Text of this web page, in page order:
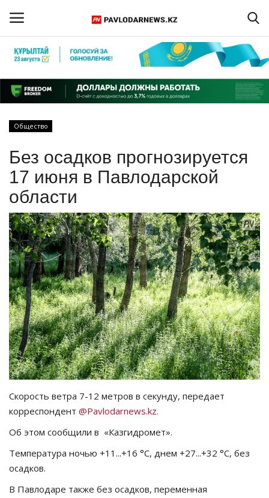
Регистрация
Главная
ПАВЛОДАРСКАЯ ОБЛАСТЬ
КАЗАХСТАН
МИР
СПЕЦПРОЕКТЫ
СПОРТ
Чек-лист
РАЗВЛЕЧЕНИЯ
OFFICIAL
Курултай
Қазақша
Общество
Без осадков прогнозируется
17 июня в Павлодарской
области
Скорость ветра 7-12 метров в секунду, передает
корреспондент @Pavlodarnews.kz.
Об этом сообщили в «Казгидромет».
Температура ночью +11...+16 °C, днем +27...+32 °C, без
осадков.
В Павлодаре также без осадков, переменная